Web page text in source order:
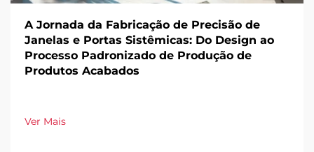
A Jornada da Fabricação de Precisão de
Janelas e Portas Sistêmicas: Do Design ao
Processo Padronizado de Produção de
Produtos Acabados
Ver Mais